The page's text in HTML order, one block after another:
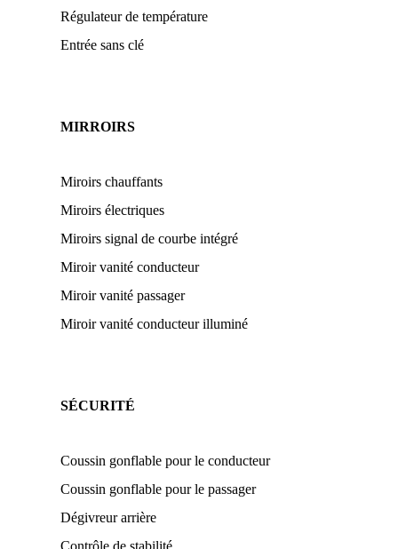
Régulateur de température
Entrée sans clé
MIRROIRS
Miroirs chauffants
Miroirs électriques
Miroirs signal de courbe intégré
Miroir vanité conducteur
Miroir vanité passager
Miroir vanité conducteur illuminé
SÉCURITÉ
Coussin gonflable pour le conducteur
Coussin gonflable pour le passager
Dégivreur arrière
Contrôle de stabilité